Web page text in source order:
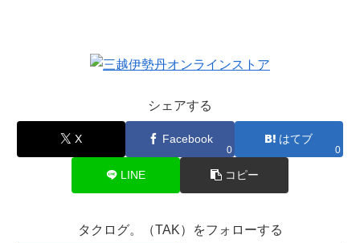
シェアする
X Facebook
0
はてブ
0
LINE コピー
タクログ。（TAK）をフォローする